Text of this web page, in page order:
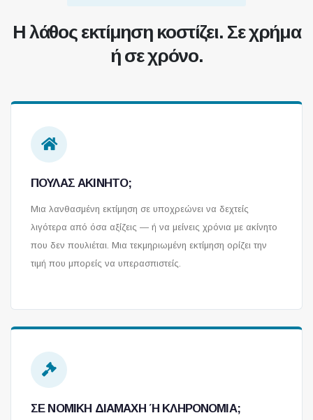
Η λάθος εκτίμηση κοστίζει. Σε χρήμα
ή σε χρόνο.
ΠΟΥΛΆΣ ΑΚΊΝΗΤΟ;
Μια λανθασμένη εκτίμηση σε υποχρεώνει να δεχτείς
λιγότερα από όσα αξίζεις — ή να μείνεις χρόνια με ακίνητο
που δεν πουλιέται. Μια τεκμηριωμένη εκτίμηση ορίζει την
τιμή που μπορείς να υπερασπιστείς.
ΣΕ ΝΟΜΙΚΉ ΔΙΑΜΆΧΗ Ή ΚΛΗΡΟΝΟΜΙΆ;